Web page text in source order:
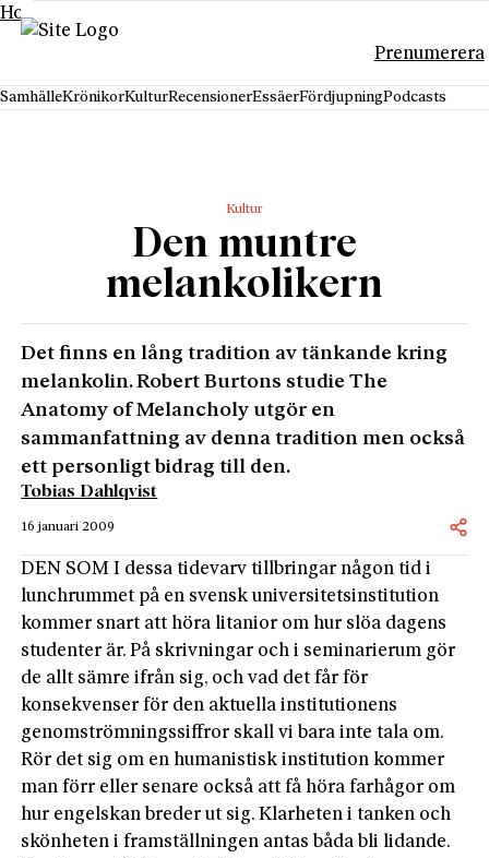
Hoppa till innehåll
Prenumerera
SamhälleKrönikorKulturRecensionerEssäerFördjupningPodcasts
Kultur
Den muntre
melankolikern
Det finns en lång tradition av tänkande kring
melankolin. Robert Burtons studie The
Anatomy of Melancholy utgör en
sammanfattning av denna tradition men också
ett personligt bidrag till den.
Tobias Dahlqvist
16 januari 2009
DEN SOM I dessa tidevarv tillbringar någon tid i
lunchrummet på en svensk universitetsinstitution
kommer snart att höra litanior om hur slöa dagens
studenter är. På skrivningar och i seminarierum gör
de allt sämre ifrån sig, och vad det får för
konsekvenser för den aktuella institutionens
genomströmningssiffror skall vi bara inte tala om.
Rör det sig om en humanistisk institution kommer
man förr eller senare också att få höra farhågor om
hur engelskan breder ut sig. Klarheten i tanken och
skönheten i framställningen antas båda bli lidande.